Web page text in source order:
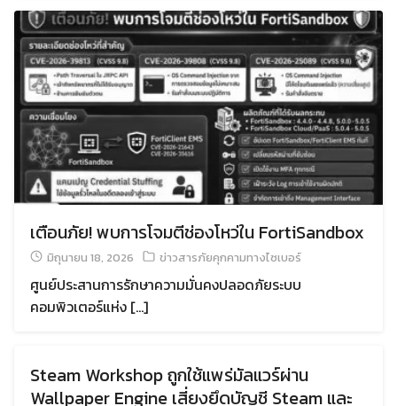
เตือนภัย! พบการโจมตีช่องโหว่ใน FortiSandbox
มิถุนายน 18, 2026 ข่าวสารภัยคุกคามทางไซเบอร์
ศูนย์ประสานการรักษาความมั่นคงปลอดภัยระบบ
คอมพิวเตอร์แห่ง […]
Steam Workshop ถูกใช้แพร่มัลแวร์ผ่าน
Wallpaper Engine เสี่ยงยึดบัญชี Steam และ